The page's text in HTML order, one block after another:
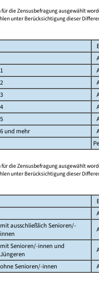
die Zensusbefragung ausgewählt
unter Berücksichtigung dieser
1
2
3
4
5
6 und mehr
die Zensusbefragung ausgewählt
unter Berücksichtigung dieser
mit ausschließlich Senioren/-
innen
mit Senioren/-innen und
Jüngeren
ohne Senioren/-innen